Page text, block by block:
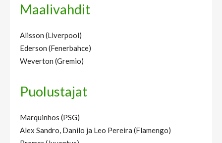
Maalivahdit
Alisson (Liverpool)
Ederson (Fenerbahce)
Weverton (Gremio)
Puolustajat
Marquinhos (PSG)
Alex Sandro, Danilo ja Leo Pereira (Flamengo)